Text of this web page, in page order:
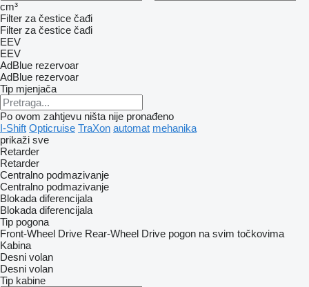
cm³
Filter za čestice čađi
Filter za čestice čađi
EEV
EEV
AdBlue rezervoar
AdBlue rezervoar
Tip mјenjača
Po ovom zahtjevu ništa nije pronađeno
I-Shift Opticruise TraXon automat mehanika
prikaži sve
Retarder
Retarder
Centralno podmazivanje
Centralno podmazivanje
Blokada diferencijala
Blokada diferencijala
Tip pogona
Front-Wheel Drive Rear-Wheel Drive pogon na svim točkovima
Kabina
Desni volan
Desni volan
Tip kabine